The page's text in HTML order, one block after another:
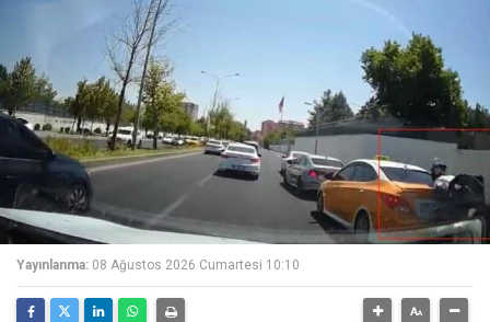
Yayınlanma: 08 Ağustos 2026 Cumartesi 10:10